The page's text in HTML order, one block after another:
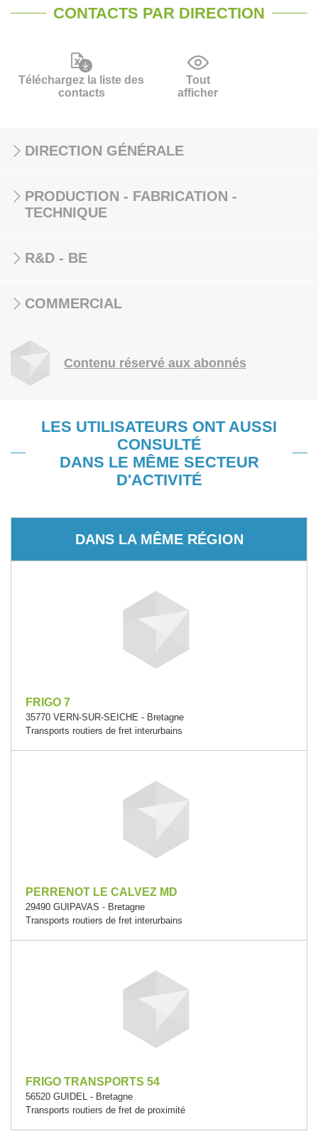
CONTACTS PAR DIRECTION
Téléchargez la liste des
contacts
Tout
afficher
DIRECTION GÉNÉRALE
PRODUCTION - FABRICATION -
TECHNIQUE
R&D - BE
COMMERCIAL
Contenu réservé aux abonnés
LES UTILISATEURS ONT AUSSI
CONSULTÉ
DANS LE MÊME SECTEUR
D'ACTIVITÉ
DANS LA MÊME RÉGION
FRIGO 7
35770 VERN-SUR-SEICHE - Bretagne
Transports routiers de fret interurbains
PERRENOT LE CALVEZ MD
29490 GUIPAVAS - Bretagne
Transports routiers de fret interurbains
FRIGO TRANSPORTS 54
56520 GUIDEL - Bretagne
Transports routiers de fret de proximité